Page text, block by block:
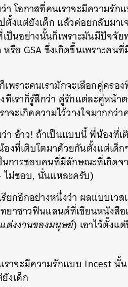
า โอกาสที่คนเราจะมีความรั
งแต่ยังเด็ก แล้วค่อยกลับมา
ป็นอย่างนั้นก็เพราะมันมีปัจจัย
รือ GSA ซึ่งเกิดขึ้นเพราะค
พราะคนเรามักจะเลือกคู่คร
ทีเราก็รู้สึกว่า คู่รักแต่ละคู่หน้
าจะเกิดความไว้วางใจมากกว่
า อ้าว! ถ้าเป็นแบบนี้ พี่น้องที่
งที่เติบโตมาด้วยกันตั้งแต่เด็ก
การชอบคนที่มีลักษณะที่เกิด
ไม่ชอบ, นั่นแหละครับ)
ยกอีกอย่างหนึ่งว่า ผลแบบเว
าชาวฟินแลนด์ที่เขียนหนังสือ
ต่งงานของมนุษย์) เอาไว้ตั้งแ
ราจะมีความรักแบบ Incest
งเด็ก